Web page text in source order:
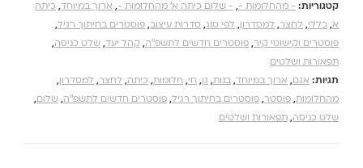
קטגוריות: - מהחלומות -, - שלום כיתה א' מהחלומות -, ארוך במיוחד, כיתה
א, כללי, לחצר, למסדרון, לפי סוג, סדרות עיצוב, פוסטרים בחיתוך רגיל,
פוסטרים וקישוטי קיר, פוסטרים חדשים לתשפ''ה, קהל יעד, שלט כניסה,
תפאורות ושלטים
תגיות: אגם, ארוך במיוחד, בנות, גן, חי, חלומות, כיתה, לחצר, למסדרון,
מהחלומות, פוסטר, פוסטרים בחיתוך רגיל, פוסטרים חדשים לתשפ''ה, שלום,
שלט כניסה, תפאורות ושלטים